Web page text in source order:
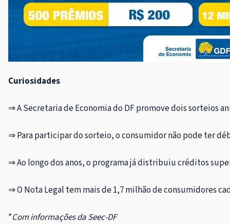
Curiosidades
⇒ A Secretaria de Economia do DF promove dois sorteios
⇒ Para participar do sorteio, o consumidor não pode ter
⇒ Ao longo dos anos, o programa já distribuiu créditos
⇒ O Nota Legal tem mais de 1,7 milhão de consumidores
*Com informações da Seec-DF